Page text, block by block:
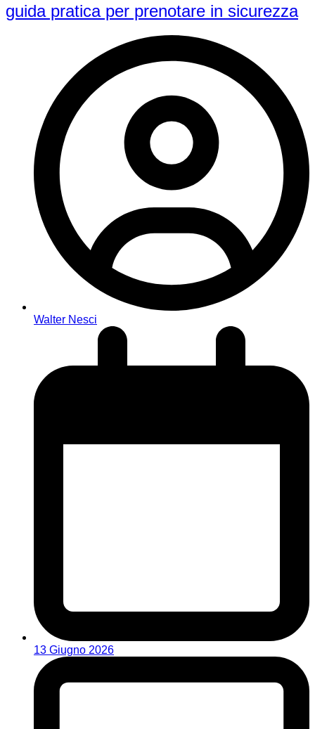
guida pratica per prenotare in sicurezza
Walter Nesci
13 Giugno 2026